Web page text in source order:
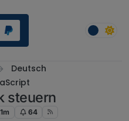
Deutsch
steuern
64